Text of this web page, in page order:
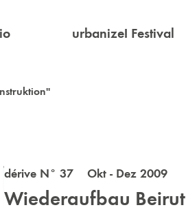
urbanize! Festival
dérive N° 37 Okt - Dez 2009
Wiederaufbau Beirut